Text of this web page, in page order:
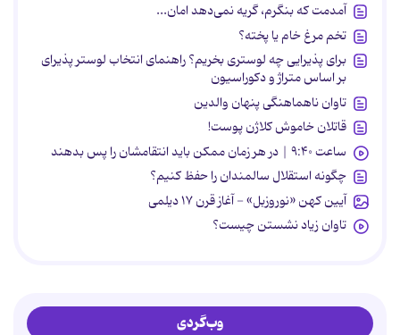
آمدمت که بنگرم، گریه نمی‌دهد امان...
تخم مرغ خام یا پخته؟
برای پذیرایی چه لوستری بخریم؟ راهنمای انتخاب لوستر پذیرای
بر اساس متراژ و دکوراسیون
تاوان ناهماهنگی پنهان والدین
قاتلان خاموش کلاژن پوست!
ساعت ۹:۴۰ | در هر زمان ممکن باید انتقامشان را پس بدهند
چگونه استقلال سالمندان را حفظ کنیم؟
آیین کهن «نوروزبل» - آغاز قرن ۱۷ دیلمی
تاوان زیاد نشستن چیست؟
وب‌گردی